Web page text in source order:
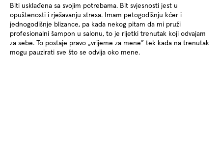
Biti usklađena sa svojim potrebama. Bit svjesnosti jest u
opuštenosti i rješavanju stresa. Imam petogodišnju kćer i
jednogodišnje blizance, pa kada nekog pitam da mi pruži
profesionalni šampon u salonu, to je rijetki trenutak koji odvajam
za sebe. To postaje pravo „vrijeme za mene” tek kada na trenutak
mogu pauzirati sve što se odvija oko mene.